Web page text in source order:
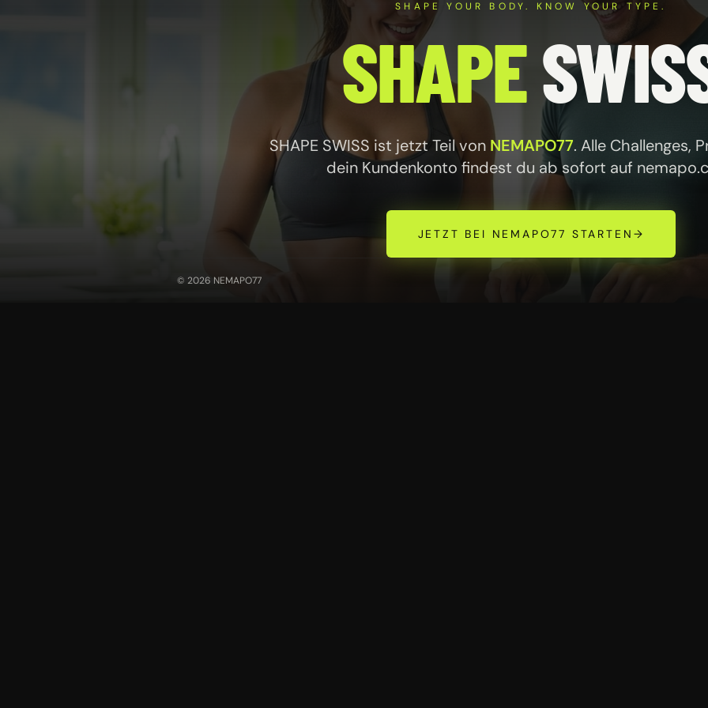
SHAPE YOUR BODY. KNOW YOUR TYPE.
SHAPE
SHAPE SWISS ist jetzt Teil von NEMAPO77. Alle Challenges,
dein Kundenkonto findest du ab sofort auf
JETZT BEI NEMAPO77 STARTEN →
© 2026 NEMAPO77